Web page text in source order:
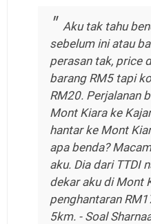
Aku tak tahu
sebelum ini atau
perasan tak, price
barang RM5 tapi
RM20. Perjalanan
Mont Kiara ke
hantar ke Mont
apa benda?
aku. Dia dari TTDI
dekar aku di Mont
penghantaran
5km. - Soal